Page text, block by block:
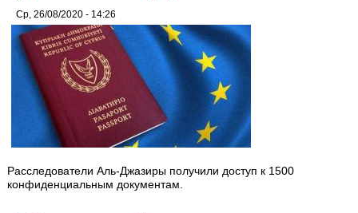
Ср, 26/08/2020 - 14:26
Расследователи Аль-Джазиры получили доступ к 1500
конфиденциальным документам.